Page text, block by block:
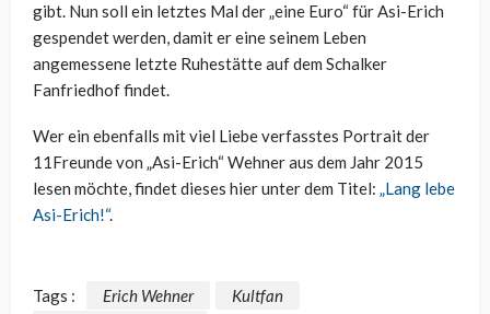
gibt. Nun soll ein letztes Mal der „eine Euro“ für Asi-Erich
gespendet werden, damit er eine seinem Leben
angemessene letzte Ruhestätte auf dem Schalker
Fanfriedhof findet.
Wer ein ebenfalls mit viel Liebe verfasstes Portrait der
11Freunde von „Asi-Erich“ Wehner aus dem Jahr 2015
lesen möchte, findet dieses hier unter dem Titel: „Lang lebe
Asi-Erich!“.
Tags : Erich Wehner
Kultfan